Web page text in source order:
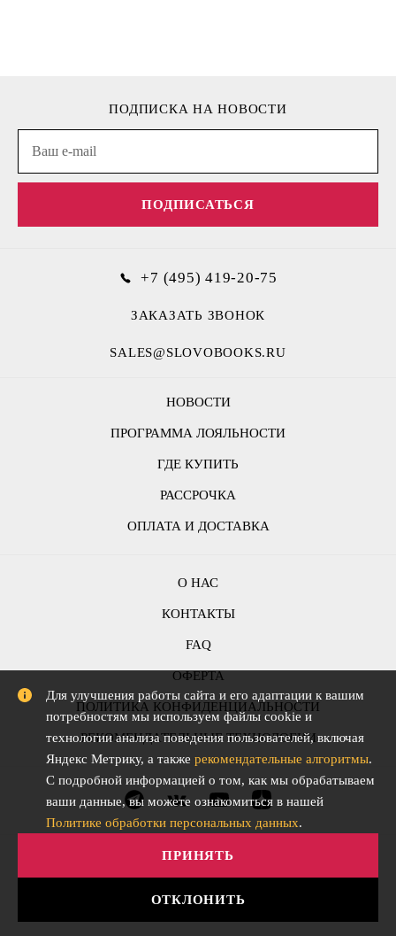
НОВОСТИ
ПРОГРАММА ЛОЯЛЬНОСТИ
ГДЕ КУПИТЬ
РАССРОЧКА
ОПЛАТА И ДОСТАВКА
ПОДПИСКА НА НОВОСТИ
ПОДПИСАТЬСЯ
О НАС
КОНТАКТЫ
FAQ
ОФЕРТА
ПОЛИТИКА КОНФИДЕНЦИАЛЬНОСТИ
РЕКОМЕНДАТЕЛЬНЫЕ ТЕХНОЛОГИИ
+7 (495) 419-20-75
ЗАКАЗАТЬ ЗВОНОК
SALES@SLOVOBOOKS.RU
АО "СЛОВО" © Все права защищены. 2015-2026
Для улучшения работы сайта и его адаптации к вашим
потребностям мы используем файлы cookie и
технологии анализа поведения пользователей, включая
Яндекс Метрику, а также рекомендательные алгоритмы.
С подробной информацией о том, как мы обрабатываем
ваши данные, вы можете ознакомиться в нашей
Политике обработки персональных данных.
ОТКЛОНИТЬ
ПРИНЯТЬ